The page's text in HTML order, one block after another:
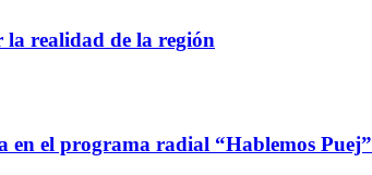
la realidad de la región
en el programa radial “Hablemos Puej”